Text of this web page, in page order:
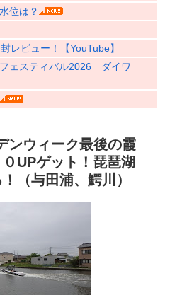
位は？
レビュー！【YouTube】
ェスティバル2026 ダイワ
ンウィーク最後の霞
UPゲット！琵琶湖
（与田浦、鰐川）